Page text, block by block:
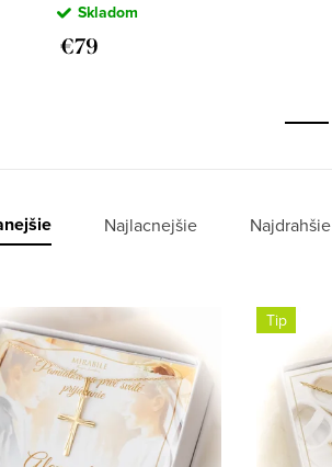
vzorom
Skladom
€79
Najlacnejšie Najdrahšie
Tip